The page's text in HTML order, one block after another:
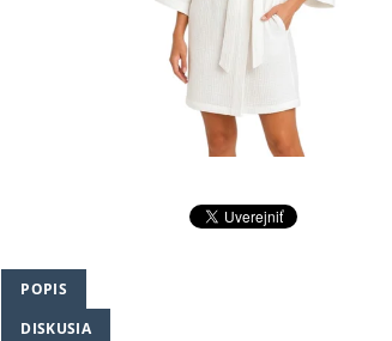
POPIS
DISKUSIA